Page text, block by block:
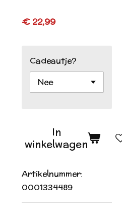
€ 22,99
Cadeautje?
In
winkelwagen
Artikelnummer:
0001334489